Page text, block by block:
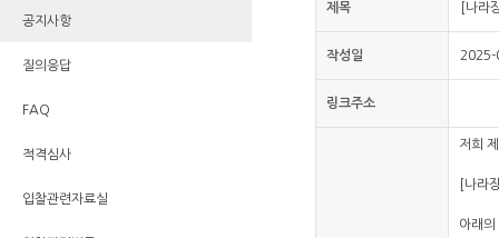
공지사항
질의응답
FAQ
적격심사
입찰관련자료실
제목 [나라
작성일 2025-
링크주소
저희
[나라
아래